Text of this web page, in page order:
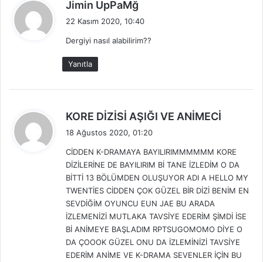
Jimin UpPaMğ
i
22 Kasım 2020, 10:40
Dergiyi nasıl alabilirim??
Yanıtla
KORE DİZİSİ AŞIĞI VE ANİMECİ
i
k
i
:
18 Ağustos 2020, 01:20
CİDDEN K-DRAMAYA BAYILIRIMMMMMM KORE
DİZİLERİNE DE BAYILIRIM Bİ TANE İZLEDİM O DA
BİTTİ 13 BÖLÜMDEN OLUŞUYOR ADI A HELLO MY
TWENTİES CİDDEN ÇOK GÜZEL BİR DİZİ BENİM EN
SEVDİĞİM OYUNCU EUN JAE BU ARADA
İZLEMENİZİ MUTLAKA TAVSİYE EDERİM ŞİMDİ İSE
Bİ ANİMEYE BAŞLADIM RPTSUGOMOMO DİYE O
DA ÇOOOK GÜZEL ONU DA İZLEMİNİZİ TAVSİYE
EDERİM ANİME VE K-DRAMA SEVENLER İÇİN BU